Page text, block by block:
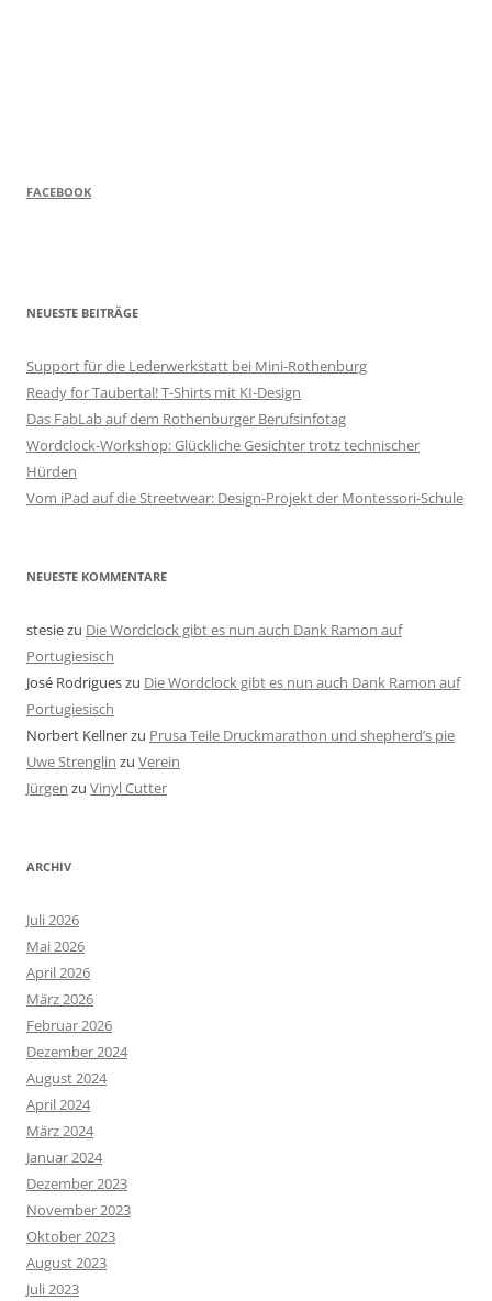
FACEBOOK
NEUESTE BEITRÄGE
Support für die Lederwerkstatt bei Mini-Rothenburg
Ready for Taubertal! T-Shirts mit KI-Design
Das FabLab auf dem Rothenburger Berufsinfotag
Wordclock-Workshop: Glückliche Gesichter trotz technischer
Hürden
Vom iPad auf die Streetwear: Design-Projekt der Montessori-Schule
NEUESTE KOMMENTARE
stesiezu Die Wordclock gibt es nun auch Dank Ramon auf
Portugiesisch
José Rodrigueszu Die Wordclock gibt es nun auch Dank Ramon auf
Portugiesisch
Norbert Kellnerzu Prusa Teile Druckmarathon und shepherd’s pie
Uwe Strenglin zu Verein
Jürgen zu Vinyl Cutter
ARCHIV
Juli 2026
Mai 2026
April 2026
März 2026
Februar 2026
Dezember 2024
August 2024
April 2024
März 2024
Januar 2024
Dezember 2023
November 2023
Oktober 2023
August 2023
Juli 2023